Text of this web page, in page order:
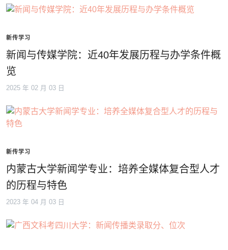
新传学习
新闻与传媒学院：近40年发展历程与办学条件概
览
2025 年 02 月 03 日
新传学习
内蒙古大学新闻学专业：培养全媒体复合型人才
的历程与特色
2023 年 04 月 03 日